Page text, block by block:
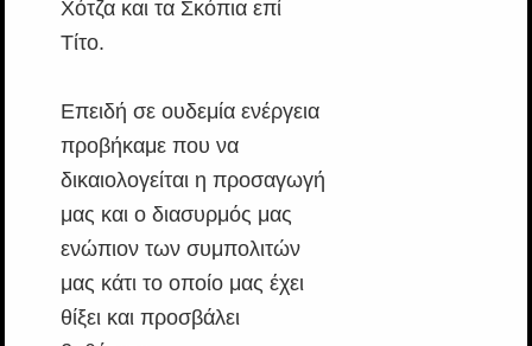
Χότζα και τα Σκόπια επί
Τίτο.
Επειδή σε ουδεμία ενέργεια
προβήκαμε που να
δικαιολογείται η προσαγωγή
μας και ο διασυρμός μας
ενώπιον των συμπολιτών
μας κάτι το οποίο μας έχει
θίξει και προσβάλει